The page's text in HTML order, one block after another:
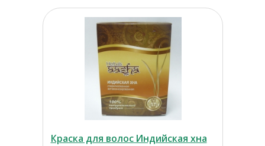
Краска для волос Индийская хна